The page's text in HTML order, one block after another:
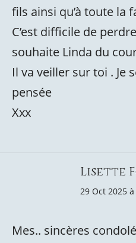
fils ainsi qu’à toute la
C’est difficile de
souhaite Linda du
Il va veiller sur toi . Je
pensée
Xxx
Lisette
29 Oct 2025
Mes.. sincères